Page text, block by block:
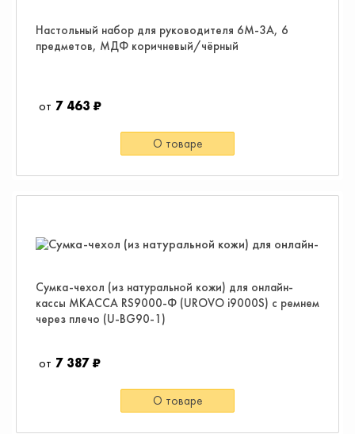
Настольный набор для руководителя 6M-3A, 6
предметов, МДФ коричневый/чёрный
7 463 ₽
О товаре
Сумка-чехол (из натуральной кожи) для онлайн-
кассы МКАССА RS9000-Ф (UROVO i9000S) с ремнем
через плечо (U-BG90-1)
7 387 ₽
О товаре